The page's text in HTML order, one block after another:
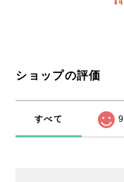
ショップの評価
すべて